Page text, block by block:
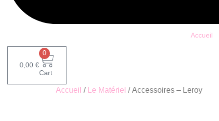
Accueil
0,00 €
0
Cart
Accueil / Le Matériel / Accessoires – Leroy